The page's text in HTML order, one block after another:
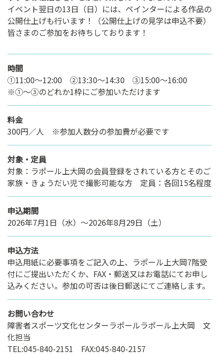
イベント翌日の13日（日）には、ペインターによる作品の
公開仕上げも行います！（公開仕上げの見学は申込不要）
皆さまのご参加をお待ちしております！
時間
①11:00～12:00 ②13:30～14:30 ③15:00～16:00
※①～③のどれか1枠にご参加いただけます
料金
300円／人 ※参加人数分の参加費が必要です
対象・定員
対象：ラポール上大岡の会員登録をされている方とそのご
家族・きょうだい児で撮影可能な方 定員：各回15名程度
申込期間
2026年7月1日（水）～2026年8月29日（土）
申込方法
申込用紙に必要事項をご記入の上、ラポール上大岡7階受
付にご提出いただくか、FAX・郵送又はお電話にてお申し
込みください。参加の可否は後日郵送にてご連絡します。
お問い合わせ
障害者スポーツ文化センターラポールラポール上大岡 文
化担当
TEL:045-840-2151 FAX:045-840-2157